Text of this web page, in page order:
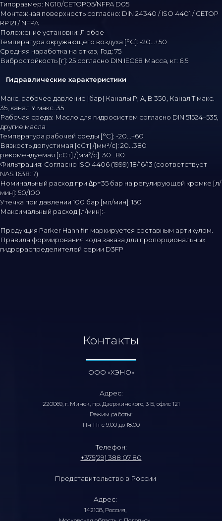
Типоразмер: NG10/CETOP05/NFPA D05
Монтажная поверхность согласно: DIN 24340 / ISO 4401 / CETOP
RP121 / NFPA
Положение установки: Любое
Температура окружающего воздуха [°C]: -20...+50
Средняя наработка на отказ, Год: 75
Вибростойкость [г]: 25 согласно DIN IEC68 Масса, кг: 6,5
Гидравлические характеристики
Макс. рабочее давление [бар] Каналы P, A, B 350, Канал T макс.
35, канал Y макс. 35
Рабочая среда: Масло для гидросистем согласно DIN 51524–535,
другие масла
Температура рабочей среды [°C]: -20...+60
Вязкость допустимая [сСт] /[мм²/с]: 20...380
рекомендуемая [сСт] /[мм²/с]: 30...80
Фильтрация: Согласно ISO 4406 (1999) 18/16/13 (соответствует
NAS 1638: 7)
Номинальный расход при ∆p=35 бар на регулирующей кромке [л/
мин]: 50/100
Утечка при давлении 100 бар [мл/мин]: 150
Максимальный расход [л/мин]:-
Продукция Parker Hannifin маркируется составным артикулом.
Правила формирования кода заказа для пропорциональных
гидрораспределителей серии D3FP
Контакты
ООО «ХЭНО»
Адрес:
220069, г. Минск, пр. Дзержинского, 3 Б, офис 121
Режим работы:
Пн-Пт с 9:00 до 18:00
Телефон:
+375(29) 388 07 80
Представительство в России
Адрес:
142108, Россия,